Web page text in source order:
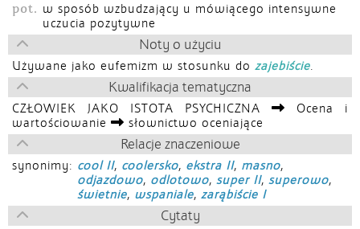
pot. w sposób wzbudzający u mówiącego intensywne
uczucia pozytywne
Noty o użyciu
Używane jako eufemizm w stosunku do zajebiście.
Kwalifikacja tematyczna
CZŁOWIEK JAKO ISTOTA PSYCHICZNA
Ocena i
wartościowanie
słownictwo oceniające
Relacje znaczeniowe
synonimy: cool II, coolersko, ekstra II, masno,
odjazdowo, odlotowo, super II, superowo,
świetnie, wspaniale, zarąbiście I
Cytaty